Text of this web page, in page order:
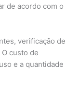
de acordo com o
verificação de
custo de
e a quantidade